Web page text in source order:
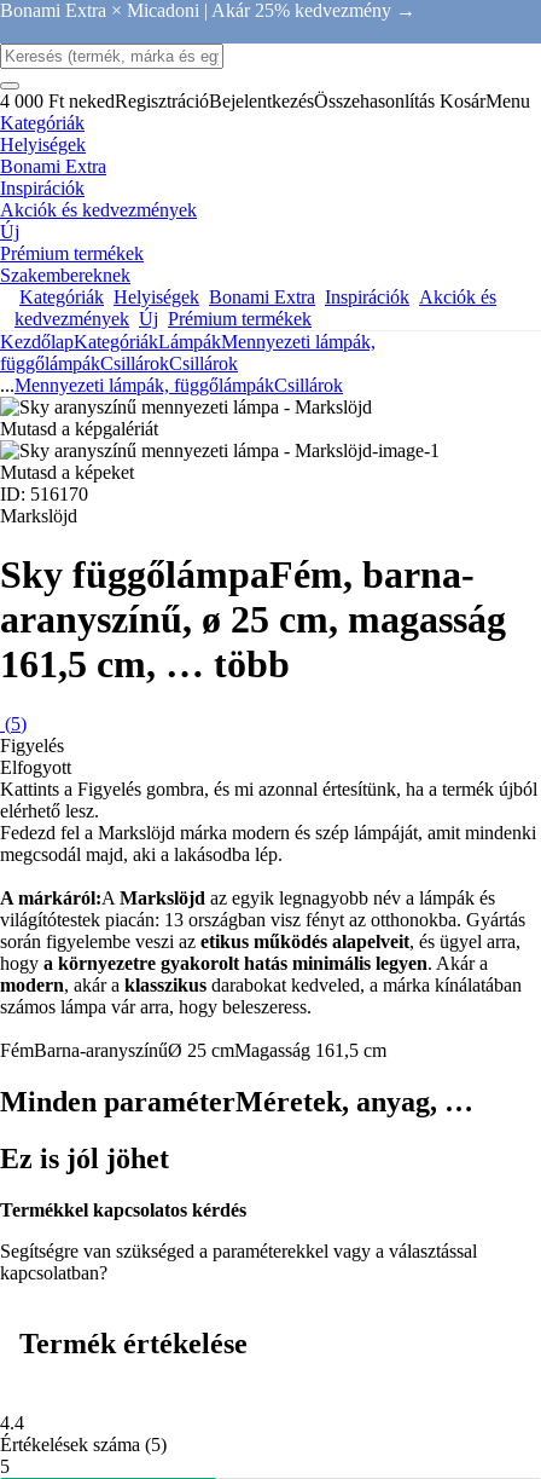
Bonami Extra × Micadoni | Akár 25% kedvezmény →
4 000 Ft nekedRegisztrációBejelentkezésÖsszehasonlítás KosárMenu
Kategóriák
Helyiségek
Bonami Extra
Inspirációk
Akciók és kedvezmények
Új
Prémium termékek
Szakembereknek
Kategóriák Helyiségek Bonami Extra Inspirációk Akciók és
kedvezmények Új Prémium termékek
KezdőlapKategóriákLámpákMennyezeti lámpák,
függőlámpákCsillárokCsillárok
...Mennyezeti lámpák, függőlámpákCsillárok
Mutasd a képgalériát
Mutasd a képeket
ID: 516170
Markslöjd
Sky függőlámpaFém, barna-
aranyszínű, ø 25 cm, magasság
161,5 cm, … több
(5)
Figyelés
Elfogyott
Kattints a Figyelés gombra, és mi azonnal értesítünk, ha a termék újból
elérhető lesz.
Fedezd fel a Markslöjd márka modern és szép lámpáját, amit mindenki
megcsodál majd, aki a lakásodba lép.
A márkáról:A Markslöjd az egyik legnagyobb név a lámpák és
világítótestek piacán: 13 országban visz fényt az otthonokba. Gyártás
során figyelembe veszi az etikus működés alapelveit, és ügyel arra,
hogy a környezetre gyakorolt hatás minimális legyen. Akár a
modern, akár a klasszikus darabokat kedveled, a márka kínálatában
számos lámpa vár arra, hogy beleszeress.
FémBarna-aranyszínűØ 25 cmMagasság 161,5 cm
Minden paraméterMéretek, anyag, …
Ez is jól jöhet
Termékkel kapcsolatos kérdés
Segítségre van szükséged a paraméterekkel vagy a választással
kapcsolatban?
Termék értékelése
4.4
Értékelések száma (5)
5